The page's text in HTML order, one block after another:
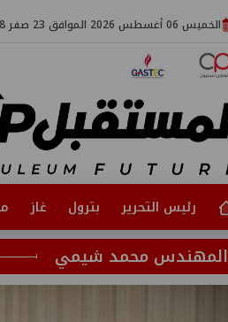
الخميس 06 أغسطس 2026 الموافق 23 صفر 1448
رئيس التحرير بترول غاز
المهندس محمد شيمي